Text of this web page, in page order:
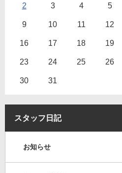
2 3 4 5
9 10 11 12
16 17 18 19
23 24 25 26
30 31
スタッフ日記
お知らせ